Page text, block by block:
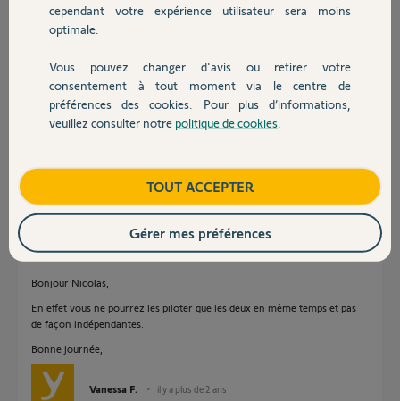
Devis avec un pro
Contact
Réponses
Bonjour
D'autre personne ont il eu le même problème
Nicolas L. il y a plus de 2 ans
Bonjour Nicolas,
En effet vous ne pourrez les piloter que les deux en même temps et pas
de façon indépendantes.
Bonne journée,
Vanessa F. il y a plus de 2 ans
cependant votre expérience utilisateur sera moins
optimale.
Vous pouvez changer d'avis ou retirer votre
consentement à tout moment via le centre de
préférences des cookies. Pour plus d’informations,
veuillez consulter notre politique de cookies
TOUT ACCEPTER
Gérer mes préférences